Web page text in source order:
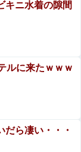
…」ワイ「はえ
てほしいこ
前のJKコスプ
部』をrawや
アウェイ田
を使わずに
キニ水着の隙間
ルに来たｗｗｗ
だら凄い・・・